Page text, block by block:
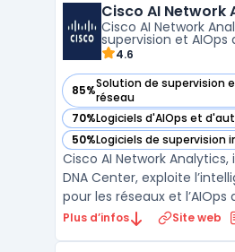
lenteurs, interruptions et
Cisco AI Network
Cisco AI Network
supervision et AIOps
4.6
85%Solution de supervision
réseau
— voir Cisco AI Network
70%Logiciels d'AIOps et
— voir Cisco AI Network
50%Logiciels de supervision
— voir Cisco AI Network
Cisco AI Network
DNA Center, exploite
pour les réseaux et l’AIOps
la supervision des
Plus d’infos Site web